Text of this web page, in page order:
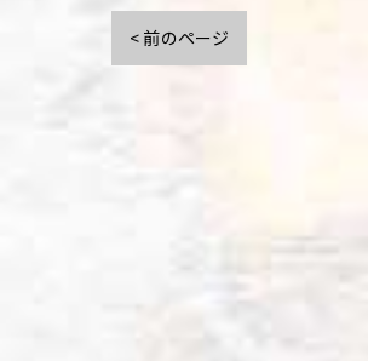
< 前のページ